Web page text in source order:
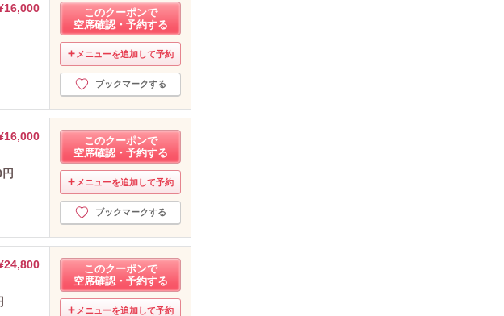
このクーポンで
空席確認・予約する
メニューを追加して予約
ブックマークする
このクーポンで
空席確認・予約する
メニューを追加して予約
ブックマークする
このクーポンで
空席確認・予約する
メニューを追加して予約